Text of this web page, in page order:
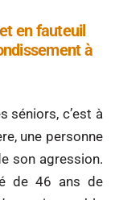
en fauteuil
à
séniors, c’est à
une personne
son agression.
de 46 ans de